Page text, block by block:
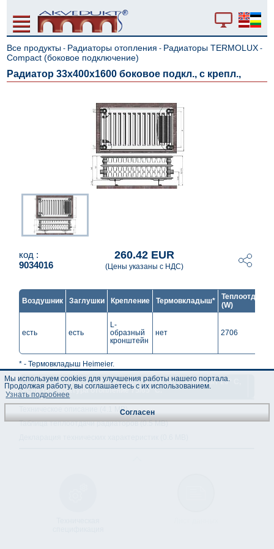
Все продукты - Радиаторы отопления - Радиаторы TERMOLUX -
Compact (боковое подключение)
Радиатор 33x400x1600 боковое подкл., с крепл.,
код :
9034016
260.42 EUR
(Цены указаны с НДС)
Воздушник Заглушки Крепление Термовкладыш*
(W)
есть есть
L-
образный
кронштейн
нет 2706
* - Термовкладыш Heimeier.
** - Теплоотдача рассчитана при температуры комнат 20° C,
если температура отопление 75/65° C.
Техническое описание (4.1 MB)
Таблица теплоотдачи радиаторов (0.5 MB)
Мы используем cookies для улучшения работы нашего портала.
Продолжая работу, вы соглашаетесь с их использованием.
Узнать подробнее
Согласен